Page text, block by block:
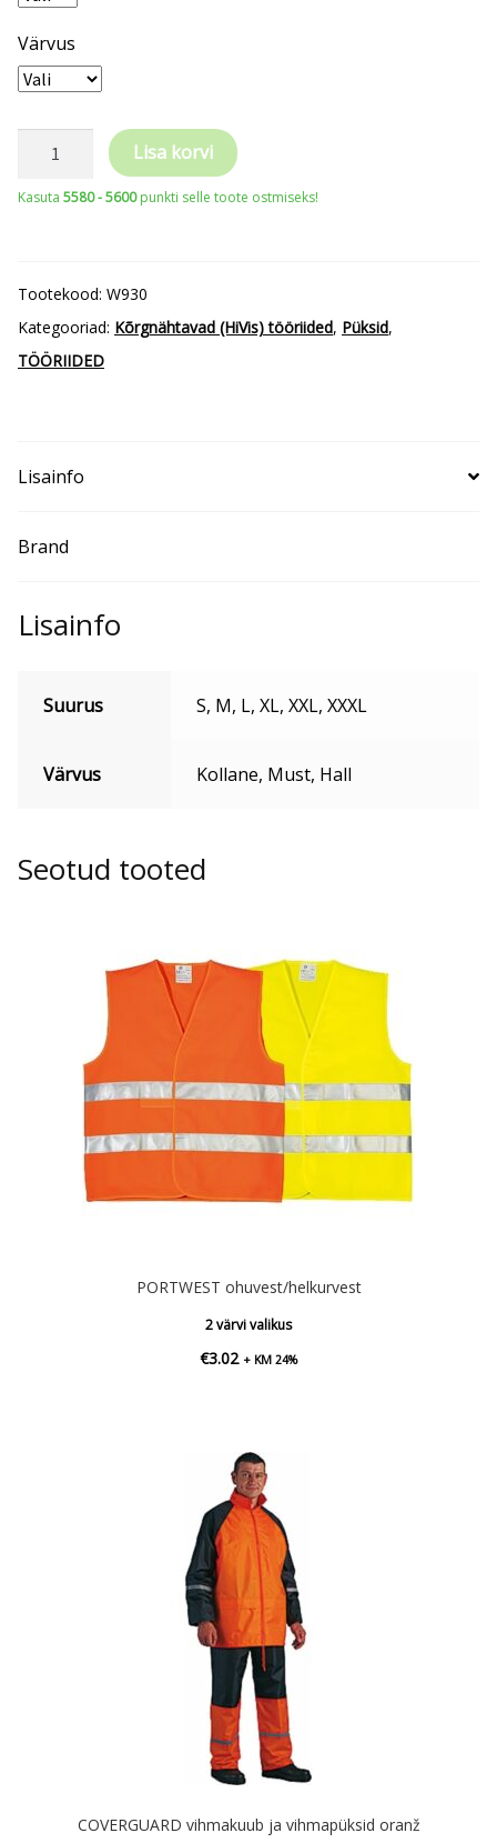
Värvus
Wortex
Lisa korvi
Kasuta 5580 - 5600punkti selle toote ostmiseks!
Tootekood: W930
Kategooriad: Kõrgnähtavad (HiVis) tööriided, Püksid,
TÖÖRIIDED
Lisainfo
Brand
Lisainfo
Suurus S, M, L, XL, XXL, XXXL
Värvus Kollane, Must, Hall
Seotud tooted
PORTWEST ohuvest/helkurvest
2 värvi valikus
€3.02 + KM 24%
COVERGUARD vihmakuub ja vihmapüksid oranž